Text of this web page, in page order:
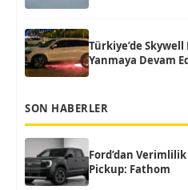
Türkiye’de Skywell
Yanmaya Devam
SON HABERLER
Ford’dan
Pickup: Fathom